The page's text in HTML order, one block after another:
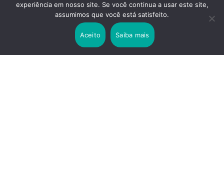
2 years ago
Lei Rouanet e Petrobras financiam evento em
que Lula pediu votos para Boulos
experiência em nosso site. Se você continua a usar este site,
assumimos que você está satisfeito.
Aceito Saiba mais